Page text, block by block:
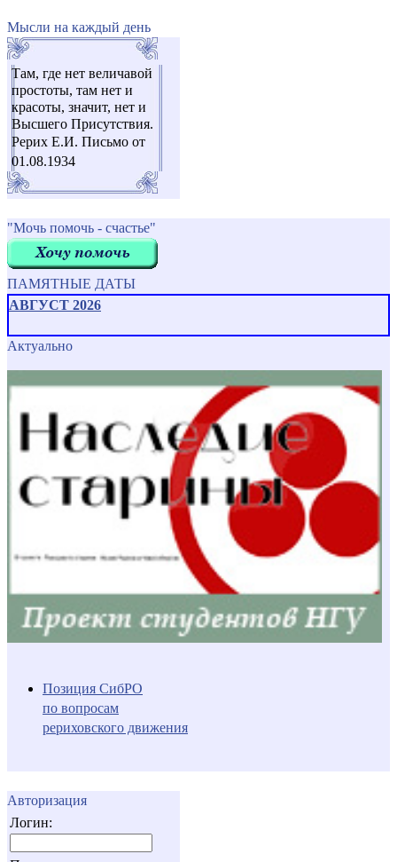
Мысли на каждый день
Там, где нет величавой
простоты, там нет и
красоты, значит, нет и
Высшего Присутствия.
Рерих Е.И. Письмо от
01.08.1934
"Мочь помочь - счастье"
ПАМЯТНЫЕ ДАТЫ
АВГУСТ 2026
Актуально
Позиция СибРО
по вопросам
рериховского движения
Авторизация
Логин: